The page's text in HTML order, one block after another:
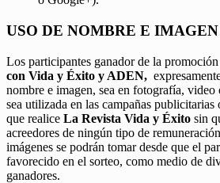
USO DE NOMBRE E
Los participantes ganador de la promoción
con Vida y Éxito y ADEN,
nombre e imagen, sea en fotografía,
sea utilizada en las campañas
que realice La Revista Vida y Éxito sin
acreedores de ningún tipo de
imágenes se podrán tomar desde que el
favorecido en el sorteo, como medio de
ganadores.